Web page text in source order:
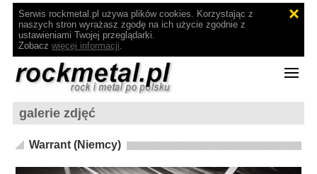
Serwis rockmetal.pl używa plików cookies. Korzystając z
naszych stron wyrażasz zgodę na ich użycie zgodnie z
ustawieniami Twojej przeglądarki.
Zobacz więcej informacji.
galerie zdjęć
Warrant (Niemcy)